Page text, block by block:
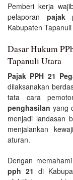
Pemberi kerja
pelaporan pajak
Kabupaten
Dasar Hukum
Tapanuli Utara
Pajak PPH 21
dilaksanakan
tata cara
penghasilan yang
menjadi landasan
menjalankan
aturan.
Dengan
pph 21 di